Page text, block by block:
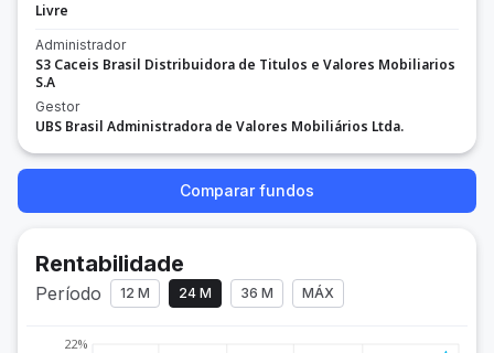
Livre
Administrador
S3 Caceis Brasil Distribuidora de Titulos e Valores Mobiliarios
S.A
Gestor
UBS Brasil Administradora de Valores Mobiliários Ltda.
Comparar fundos
Rentabilidade
Período 12 M 24 M 36 M MÁX
22%